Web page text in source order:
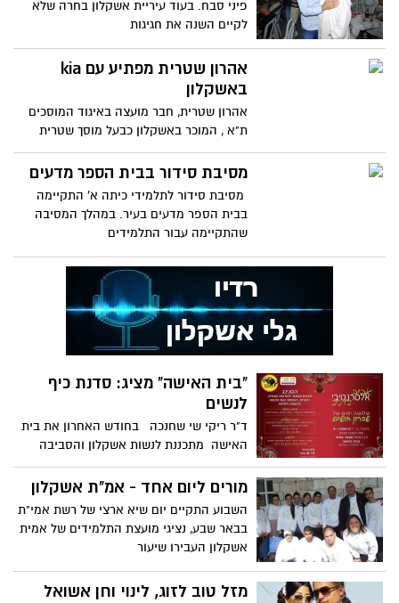
פיני סבח. בעוד עיריית אשקלון בחרה שלא
לקיים השנה את חגיגות
אהרון שטרית מפתיע עם kia
באשקלון
אהרון שטרית, חבר מועצה באיגוד המוסכים
ת"א , המוכר באשקלון כבעל מוסך שטרית
מורשה והבעלים של רנו –
מסיבת סידור בבית הספר מדעים
מסיבת סידור לתלמידי כיתה א' התקיימה
בבית הספר מדעים בעיר. במהלך המסיבה
שהתקיימה עבור התלמידים
"בית האישה" מציג: סדנת כיף
לנשים
ד"ר ריקי שי שחנכה בחודש האחרון את בית
האישה מתכננת לנשות אשקלון והסביבה
סדנת כייף בחול המועד
מורים ליום אחד - אמ"ת אשקלון
השבוע התקיים יום שיא ארצי של רשת אמי"ת
בבאר שבע, נציגי מועצת התלמידים של אמית
אשקלון העבירו שיעור
מזל טוב לזוג, לינוי וחן אשואל